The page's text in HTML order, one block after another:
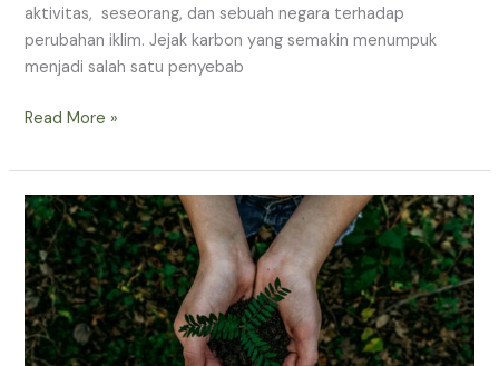
aktivitas, seseorang, dan sebuah negara terhadap
perubahan iklim. Jejak karbon yang semakin menumpuk
menjadi salah satu penyebab
Read More »
4
Cara
Mudah
untuk
Mendukung
Implementasi